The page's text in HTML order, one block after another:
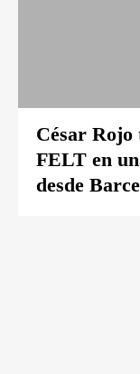
César Rojo
FELT en
desde